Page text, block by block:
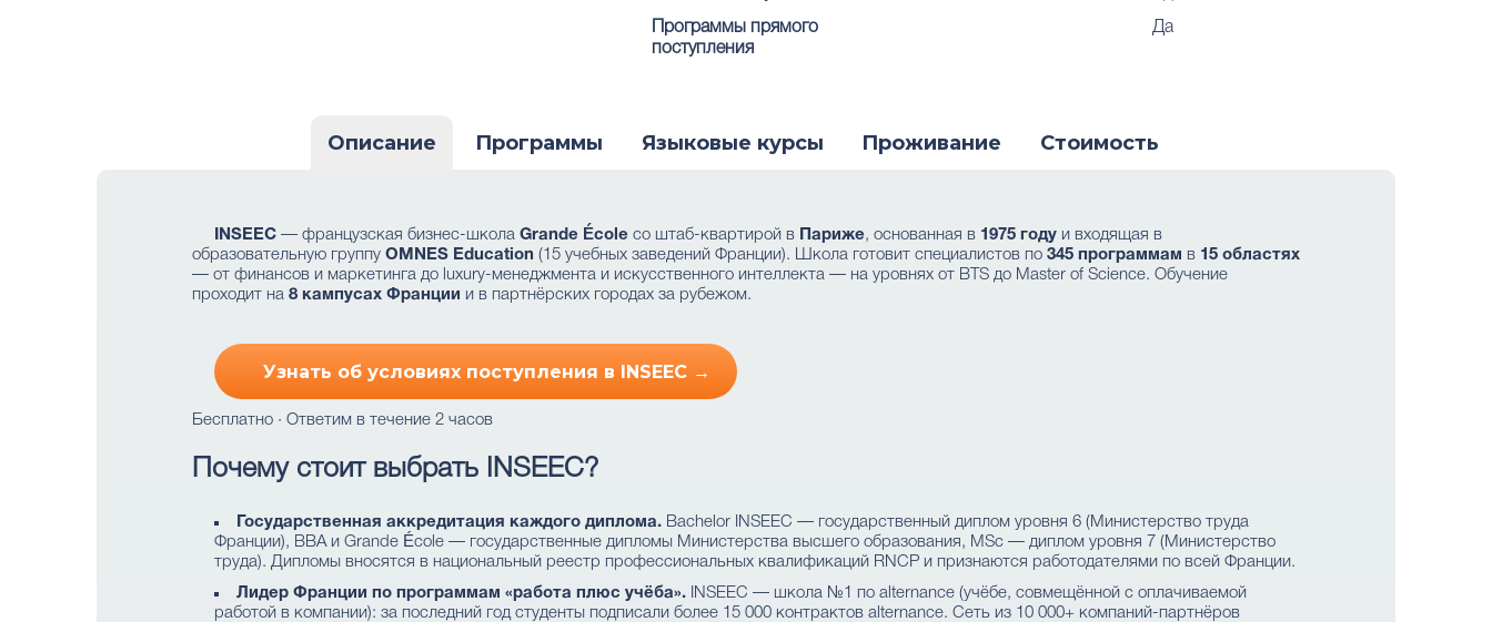
Программы прямого
поступления
Да
Описание Программы Языковые курсы Проживание Стоимость
INSEEC — французская бизнес-школа Grande École со штаб-квартирой в Париже, основанная в 1975 году и входящая в
образовательную группу OMNES Education (15 учебных заведений Франции). Школа готовит специалистов по 345 программам в 15 областях
— от финансов и маркетинга до luxury-менеджмента и искусственного интеллекта — на уровнях от BTS до Master of Science. Обучение
проходит на 8 кампусах Франции и в партнёрских городах за рубежом.
Узнать об условиях поступления в INSEEC →
Бесплатно · Ответим в течение 2 часов
Почему стоит выбрать INSEEC?
Государственная аккредитация каждого диплома. Bachelor INSEEC — государственный диплом уровня 6 (Министерство труда
Франции), BBA и Grande École — государственные дипломы Министерства высшего образования, MSc — диплом уровня 7 (Министерство
труда). Дипломы вносятся в национальный реестр профессиональных квалификаций RNCP и признаются работодателями по всей Франции.
Лидер Франции по программам «работа плюс учёба». INSEEC — школа №1 по alternance (учёбе, совмещённой с оплачиваемой
работой в компании): за последний год студенты подписали более 15 000 контрактов alternance. Сеть из 10 000+ компаний-партнёров